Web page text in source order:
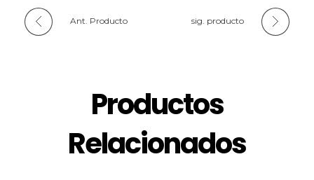
Ant. Producto sig. producto
Productos
Relacionados